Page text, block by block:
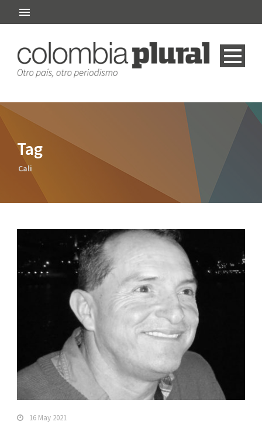
Tag
Cali
16 May 2021